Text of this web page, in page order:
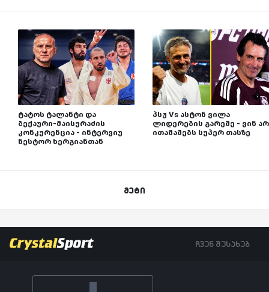
ტატოს ტალანტი და
ბექაური-მაისურაძის
კონკურენცია - ინტერვიუ
ნესტორ ხერგიანთან
პსჟ Vs ასტონ ვილა
ლიდერების გარეშე - ვინ არ
ითამაშებს სუპერ თასზე
მეტი
ჩვენ შესახებ